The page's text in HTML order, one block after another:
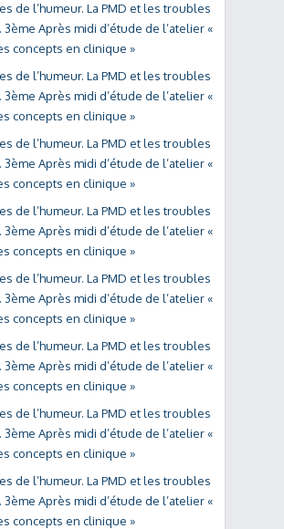
de l’humeur. La PMD et les troubles
Après midi d’étude de l’atelier «
concepts en clinique »
de l’humeur. La PMD et les troubles
Après midi d’étude de l’atelier «
concepts en clinique »
de l’humeur. La PMD et les troubles
Après midi d’étude de l’atelier «
concepts en clinique »
de l’humeur. La PMD et les troubles
Après midi d’étude de l’atelier «
concepts en clinique »
de l’humeur. La PMD et les troubles
Après midi d’étude de l’atelier «
concepts en clinique »
de l’humeur. La PMD et les troubles
Après midi d’étude de l’atelier «
concepts en clinique »
de l’humeur. La PMD et les troubles
Après midi d’étude de l’atelier «
concepts en clinique »
de l’humeur. La PMD et les troubles
Après midi d’étude de l’atelier «
concepts en clinique »